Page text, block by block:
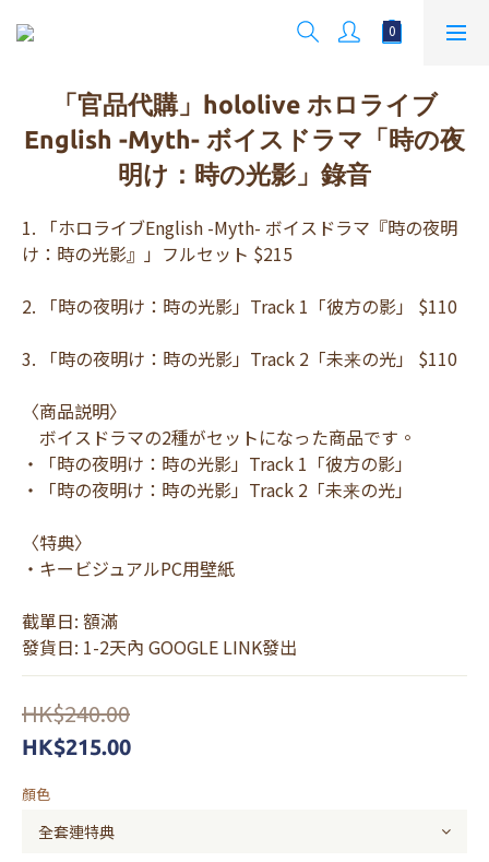
「官品代購」hololive ホロライブ
English -Myth- ボイスドラマ「時の夜
明け：時の光影」錄音
1. 「ホロライブEnglish -Myth- ボイスドラマ『時の夜明
け：時の光影』」フルセット $215
2. 「時の夜明け：時の光影」Track 1「彼方の影」 $110
3. 「時の夜明け：時の光影」Track 2「未来の光」 $110
〈商品説明〉
ボイスドラマの2種がセットになった商品です。
・「時の夜明け：時の光影」Track 1「彼方の影」
・「時の夜明け：時の光影」Track 2「未来の光」
〈特典〉
・キービジュアルPC用壁紙
截單日: 額滿
發貨日: 1-2天內 GOOGLE LINK發出
HK$240.00
HK$215.00
顏色